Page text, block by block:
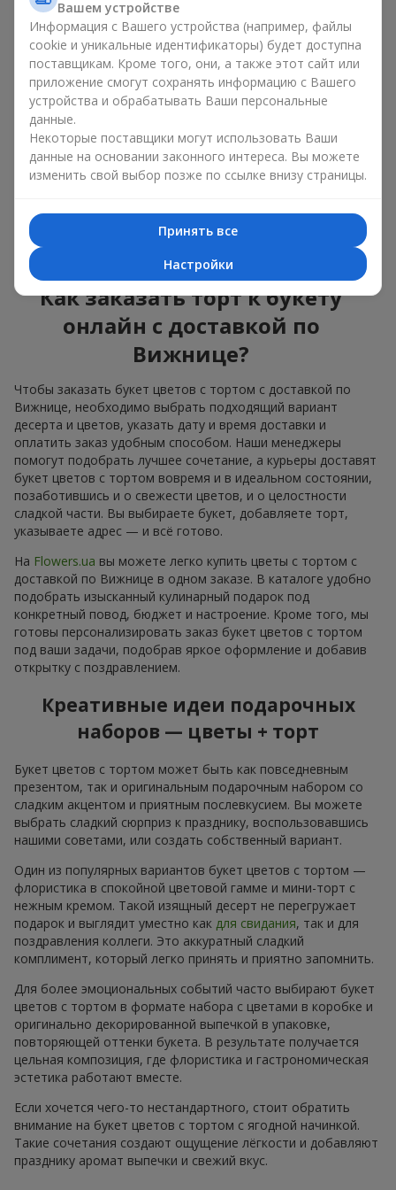
красота и вкус в одном
подарке
Торты с живыми цветами — это современное сочетание
флористики и гастрономической эстетики. Эксклюзивный
десерт в паре с
стильно и подчёркивает значимость события —дня
рождения ,рождения ребёнкаиликорпоратива.
В композиции букет цветов с тортом живые растения
завершает сладкий праздничный акцент. Такой десерт с
украшениями из любимых цветов отлично смотрится и на
праздничном столе, и на фотографиях.
Как заказать торт к букету
онлайн с доставкой по
Вижнице?
Чтобы заказать букет цветов с тортом с доставкой по
Вижнице, необходимо выбрать подходящий вариант
десерта и цветов, указать дату и время доставки и
оплатить заказ удобным способом. Наши менеджеры
помогут подобрать лучшее сочетание, а курьеры доставят
букет цветов с тортом вовремя и в идеальном состоянии,
позаботившись и о свежести цветов, и о целостности
сладкой части. Вы выбираете букет, добавляете торт,
указываете адрес — и всё готово.
На Flowers.ua вы можете легко купить цветы с тортом с
доставкой по Вижнице в одном заказе. В каталоге удобно
подобрать изысканный кулинарный подарок под
конкретный повод, бюджет и настроение. Кроме того, мы
готовы персонализировать заказ букет цветов с тортом
под ваши задачи, подобрав яркое оформление и добавив
открытку с поздравлением.
Креативные идеи подарочных
наборов — цветы + торт
Букет цветов с тортом может быть как повседневным
презентом, так и оригинальным подарочным набором со
сладким акцентом и приятным послевкусием. Вы можете
выбрать сладкий сюрприз к празднику, воспользовавшись
нашими советами, или создать собственный вариант.
Один из популярных вариантов букет цветов с тортом —
флористика в спокойной цветовой гамме и мини-торт с
нежным кремом. Такой изящный десерт не перегружает
подарок и выглядит уместно как для свидания, так и для
поздравления коллеги. Это аккуратный сладкий
комплимент, который легко принять и приятно запомнить.
Для более эмоциональных событий часто выбирают букет
цветов с тортом в формате набора с цветами в коробке и
оригинально декорированной выпечкой в упаковке,
повторяющей оттенки букета. В результате получается
цельная композиция, где флористика и гастрономическая
эстетика работают вместе.
Если хочется чего-то нестандартного, стоит обратить
внимание на букет цветов с тортом с ягодной начинкой.
Такие сочетания создают ощущение лёгкости и добавляют
празднику аромат выпечки и свежий вкус.
Вашем устройстве
Информация с Вашего устройства (например, файлы
cookie и уникальные идентификаторы) будет доступна
поставщикам. Кроме того, они, а также этот сайт или
приложение смогут сохранять информацию с Вашего
устройства и обрабатывать Ваши персональные
данные.
Некоторые поставщики могут использовать Ваши
данные на основании законного интереса. Вы можете
изменить свой выбор позже по ссылке внизу страницы.
Принять все
Настройки